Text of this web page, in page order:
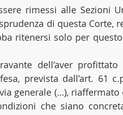
rimessi alle Sezioni
di questa Corte,
ritenersi solo per questo
dell’aver
prevista dall’art. 61
generale (…),
che siano